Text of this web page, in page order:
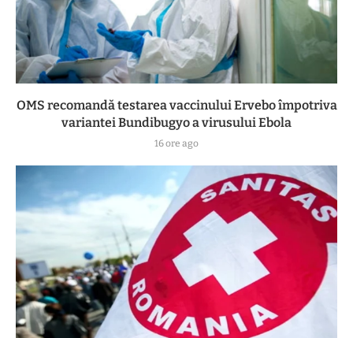
OMS recomandă testarea vaccinului Ervebo împotriva
variantei Bundibugyo a virusului Ebola
16 ore ago